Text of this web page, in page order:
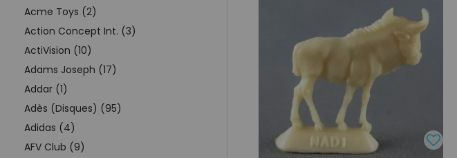
Acme Toys (2)
Action Concept Int. (3)
ActiVision (10)
Adams Joseph (17)
Addar (1)
Adès (Disques) (95)
Adidas (4)
AFV Club (9)